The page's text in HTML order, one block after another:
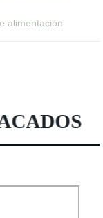
alimentación